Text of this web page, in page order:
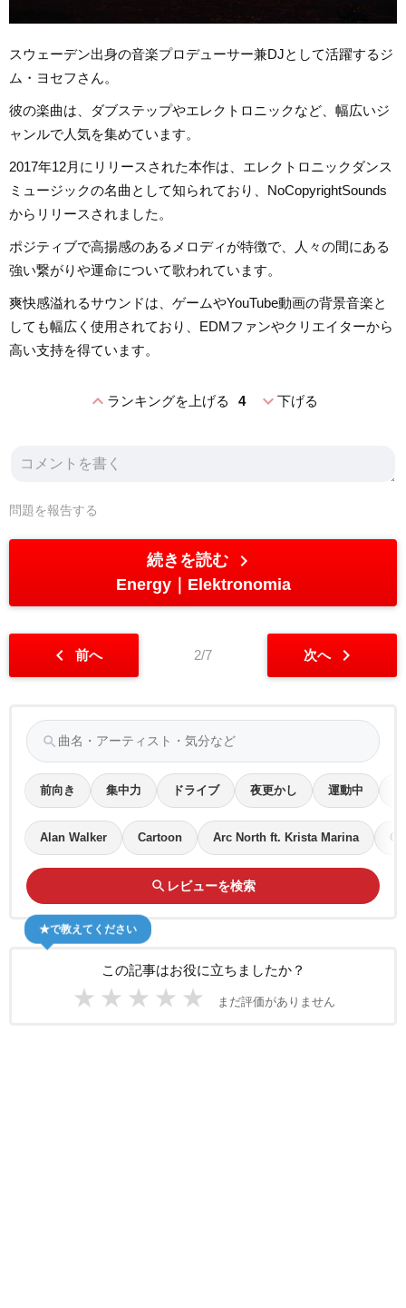
スウェーデン出身の音楽プロデューサー兼DJとして活躍するジ
ム・ヨセフさん。
彼の楽曲は、ダブステップやエレクトロニックなど、幅広いジ
ャンルで人気を集めています。
2017年12月にリリースされた本作は、エレクトロニックダンス
ミュージックの名曲として知られており、NoCopyrightSounds
からリリースされました。
ポジティブで高揚感のあるメロディが特徴で、人々の間にある
強い繋がりや運命について歌われています。
爽快感溢れるサウンドは、ゲームやYouTube動画の背景音楽と
しても幅広く使用されており、EDMファンやクリエイターから
高い支持を得ています。
expand_lessランキングを上げる 4 expand_more下げる
問題を報告する
続きを読む chevron_right
Energy Elektronomia
chevron_left 前へ 2/7 次へ chevron_right
search
前向き 集中力 ドライブ 夜更かし 運動中
Alan Walker Cartoon Arc North ft. Krista Marina
search レビューを検索
この記事はお役に立ちましたか？
★ ★ ★ ★ ★ まだ評価がありません
★で教えてください